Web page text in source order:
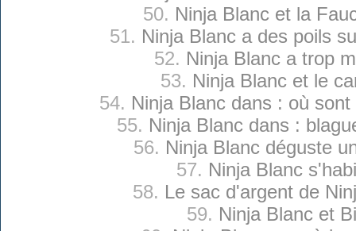
50. Ninja Blanc et la
51. Ninja Blanc a des poils
52. Ninja Blanc a trop
53. Ninja Blanc et le
54. Ninja Blanc dans : où
55. Ninja Blanc dans :
56. Ninja Blanc déguste
57. Ninja Blanc
58. Le sac d'argent de
59. Ninja Blanc et